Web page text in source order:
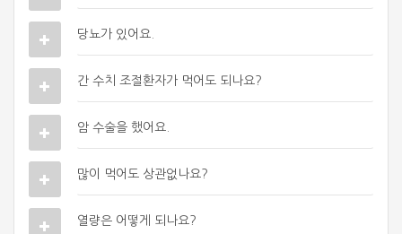
당뇨가 있어요.
간 수치 조절환자가 먹어도 되나요?
암 수술을 했어요.
많이 먹어도 상관없나요?
열량은 어떻게 되나요?